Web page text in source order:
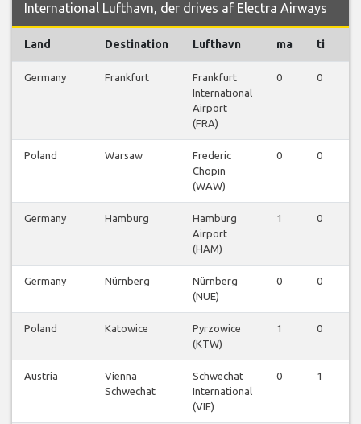
International Lufthavn, der drives af Electra Airways
Land Destination Lufthavn ma ti
Germany Frankfurt
Frankfurt
International
Airport
(FRA)
0 0
Poland Warsaw
Frederic
Chopin
(WAW)
0 0
Germany Hamburg
Hamburg
Airport
(HAM)
1 0
Germany Nürnberg
Nürnberg
(NUE)
0 0
Poland Katowice
Pyrzowice
(KTW)
1 0
Austria
Vienna
Schwechat
Schwechat
International
(VIE)
0 1